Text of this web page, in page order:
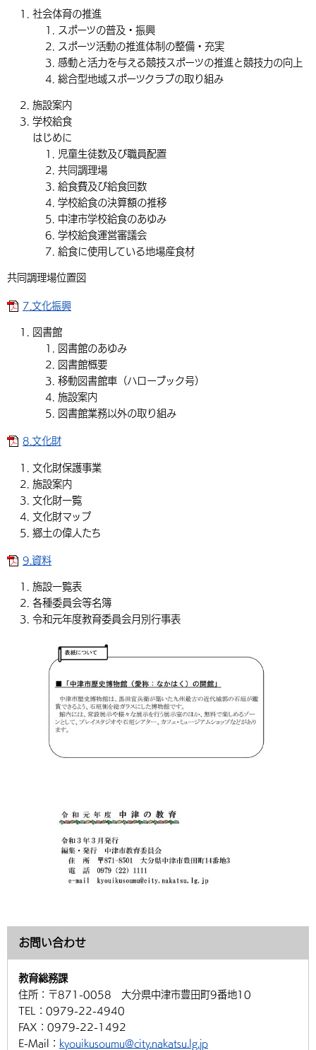
社会体育の推進
スポーツの普及・振興
スポーツ活動の推進体制の整備・充実
感動と活力を与える競技スポーツの推進と競技力の向上
総合型地域スポーツクラブの取り組み
施設案内
学校給食
はじめに
児童生徒数及び職員配置
共同調理場
給食費及び給食回数
学校給食の決算額の推移
中津市学校給食のあゆみ
学校給食運営審議会
給食に使用している地場産食材
共同調理場位置図
7.文化振興
図書館
図書館のあゆみ
図書館概要
移動図書館車（ハローブック号）
施設案内
図書館業務以外の取り組み
8.文化財
文化財保護事業
施設案内
文化財一覧
文化財マップ
郷土の偉人たち
9.資料
施設一覧表
各種委員会等名簿
令和元年度教育委員会月別行事表
お問い合わせ
教育総務課
住所： 〒871-0058 大分県中津市豊田町9番地10
TEL： 0979-22-4940
FAX： 0979-22-1492
E-Mail： kyouikusoumu@city.nakatsu.lg.jp